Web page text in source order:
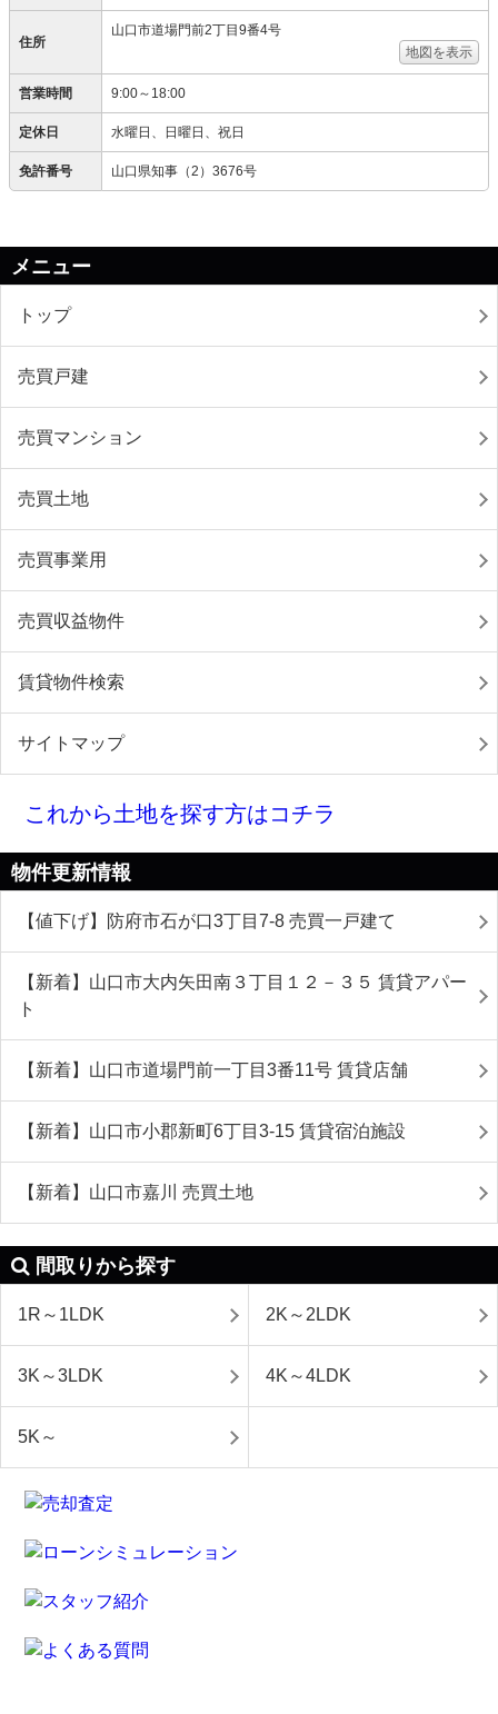
住所
山口市道場門前2丁目9番4号
地図を表示
営業時間 9:00～18:00
定休日 水曜日、日曜日、祝日
免許番号 山口県知事（2）3676号
メニュー
トップ
売買戸建
売買マンション
売買土地
売買事業用
売買収益物件
賃貸物件検索
サイトマップ
これから土地を探す方はコチラ
物件更新情報
【値下げ】防府市石が口3丁目7-8 売買一戸建て
【新着】山口市大内矢田南３丁目１２－３５ 賃貸アパー
ト
【新着】山口市道場門前一丁目3番11号 賃貸店舗
【新着】山口市小郡新町6丁目3-15 賃貸宿泊施設
【新着】山口市嘉川 売買土地
間取りから探す
1R～1LDK 2K～2LDK
3K～3LDK 4K～4LDK
5K～